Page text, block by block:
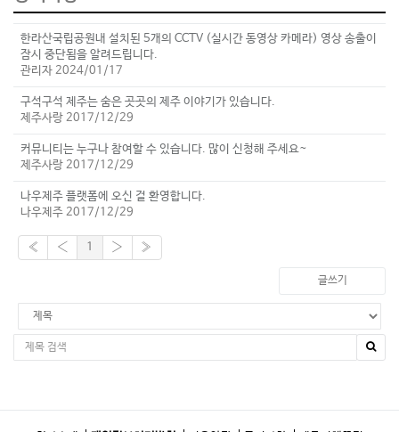
한라산국립공원내 설치된 5개의 CCTV (실시간 동영상 카메라) 영상 송출이
잠시 중단됨을 알려드립니다.
관리자 2024/01/17
구석구석 제주는 숨은 곳곳의 제주 이야기가 있습니다.
제주사랑 2017/12/29
커뮤니티는 누구나 참여할 수 있습니다. 많이 신청해 주세요~
제주사랑 2017/12/29
나우제주 플랫폼에 오신 걸 환영합니다.
나우제주 2017/12/29
« ‹ 1 › »
글쓰기